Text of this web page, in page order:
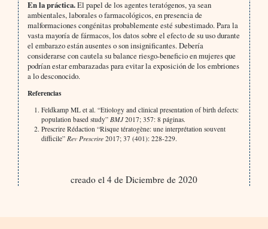
En la práctica.El papel de los agentes teratógenos, ya sean
ambientales, laborales o farmacológicos, en presencia de
malformaciones congénitas probablemente esté subestimado. Para la
vasta mayoría de fármacos, los datos sobre el efecto de su uso durante
el embarazo están ausentes o son insignificantes. Debería
considerarse con cautela su balance riesgo-beneficio en mujeres que
podrían estar embarazadas para evitar la exposición de los embriones
a lo desconocido.
Referencias
Feldkamp ML et al. “Etiology and clinical presentation of birth defects:
population based study” BMJ2017; 357: 8 páginas.
Prescrire Rédaction “Risque tératogène: une interprétation souvent
difficile” Rev Prescrire2017; 37 (401): 228-229.
creado el 4 de Diciembre de 2020